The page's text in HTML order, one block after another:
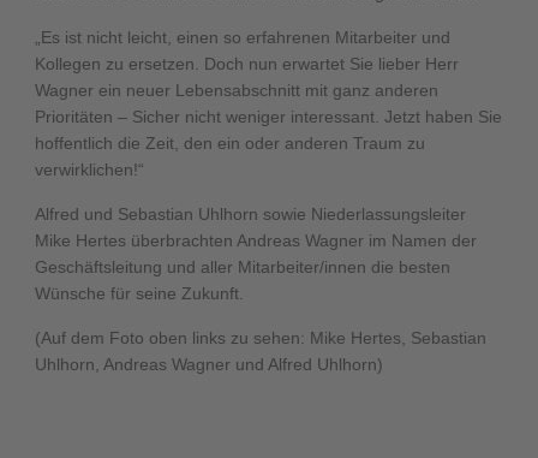
„Es ist nicht leicht, einen so erfahrenen Mitarbeiter und
Kollegen zu ersetzen. Doch nun erwartet Sie lieber Herr
Wagner ein neuer Lebensabschnitt mit ganz anderen
Prioritäten – Sicher nicht weniger interessant. Jetzt haben Sie
hoffentlich die Zeit, den ein oder anderen Traum zu
verwirklichen!“
Alfred und Sebastian Uhlhorn sowie Niederlassungsleiter
Mike Hertes überbrachten Andreas Wagner im Namen der
Geschäftsleitung und aller Mitarbeiter/innen die besten
Wünsche für seine Zukunft.
(Auf dem Foto oben links zu sehen: Mike Hertes, Sebastian
Uhlhorn, Andreas Wagner und Alfred Uhlhorn)